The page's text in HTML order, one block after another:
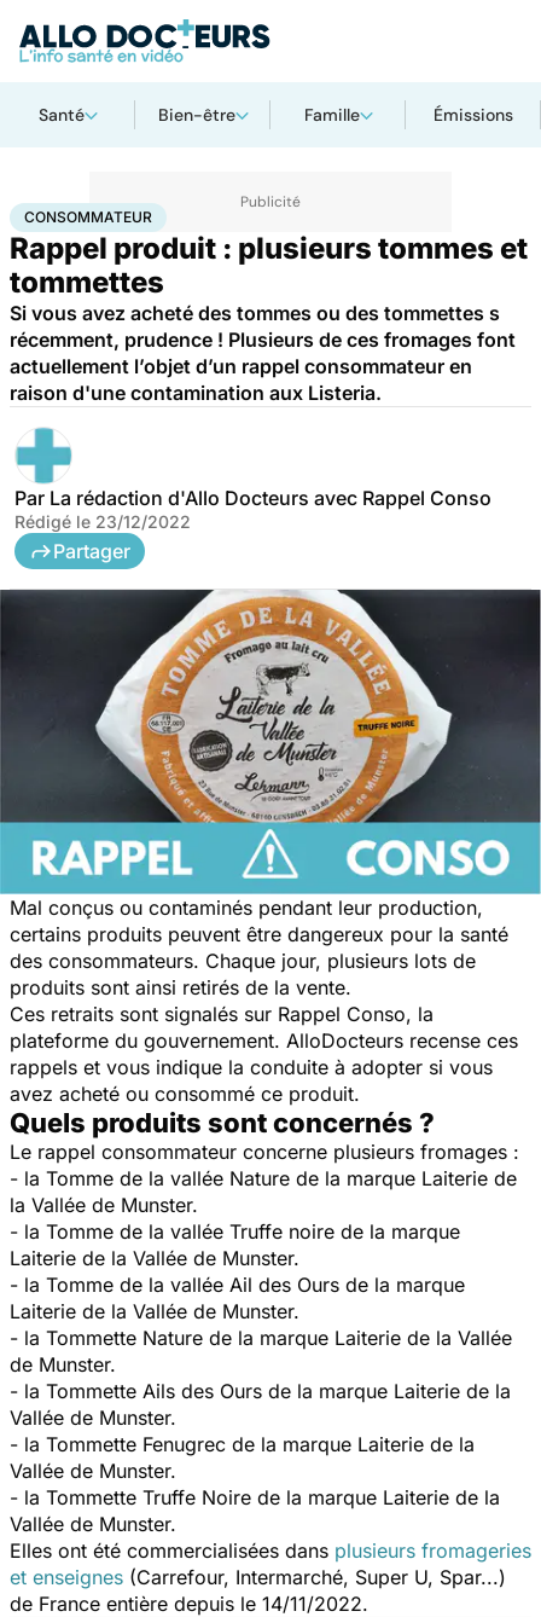
Santé Bien-être Famille Émissions
AccueilSantéConsommateur
CONSOMMATEUR
Rappel produit : plusieurs tommes et
tommettes
Si vous avez acheté des tommes ou des tommettes s
récemment, prudence ! Plusieurs de ces fromages font
actuellement l’objet d’un rappel consommateur en
raison d'une contamination aux Listeria.
Par La rédaction d'Allo Docteurs avec Rappel Conso
Rédigé le 23/12/2022
Partager
Mal conçus ou contaminés pendant leur production,
certains produits peuvent être dangereux pour la santé
des consommateurs. Chaque jour, plusieurs lots de
produits sont ainsi retirés de la vente.
Ces retraits sont signalés sur Rappel Conso, la
plateforme du gouvernement. AlloDocteurs recense ces
rappels et vous indique la conduite à adopter si vous
avez acheté ou consommé ce produit.
Quels produits sont concernés ?
Le rappel consommateur concerne plusieurs fromages :
- la Tomme de la vallée Nature de la marque Laiterie de
la Vallée de Munster.
- la Tomme de la vallée Truffe noire de la marque
Laiterie de la Vallée de Munster.
- la Tomme de la vallée Ail des Ours de la marque
Laiterie de la Vallée de Munster.
- la Tommette Nature de la marque Laiterie de la Vallée
de Munster.
- la Tommette Ails des Ours de la marque Laiterie de la
Vallée de Munster.
- la Tommette Fenugrec de la marque Laiterie de la
Vallée de Munster.
- la Tommette Truffe Noire de la marque Laiterie de la
Vallée de Munster.
Elles ont été commercialisées dans plusieurs fromageries
et enseignes (Carrefour, Intermarché, Super U, Spar...)
de France entière depuis le 14/11/2022.